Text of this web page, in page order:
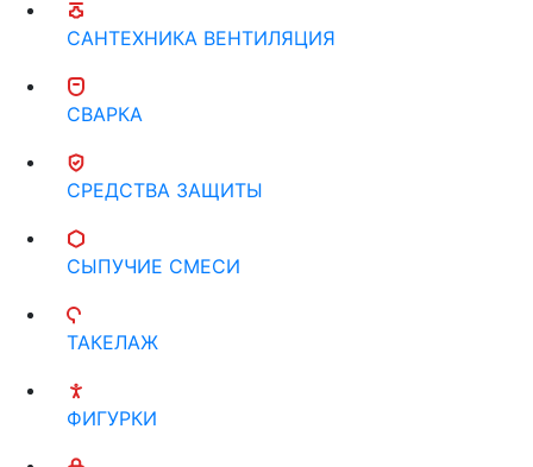
САНТЕХНИКА ВЕНТИЛЯЦИЯ
СВАРКА
СРЕДСТВА ЗАЩИТЫ
СЫПУЧИЕ СМЕСИ
ТАКЕЛАЖ
ФИГУРКИ